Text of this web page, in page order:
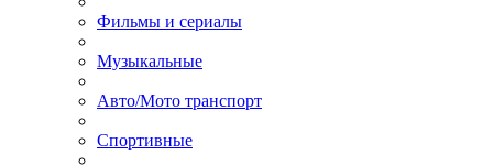
Фильмы и сериалы
Музыкальные
Авто/Мото транспорт
Спортивные